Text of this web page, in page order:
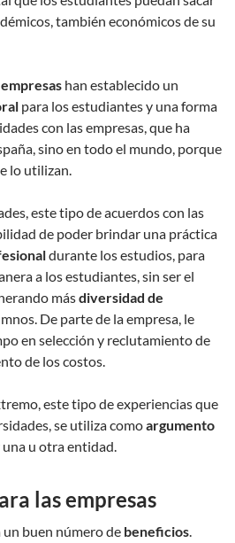
también económicos de su
han establecido un
para los estudiantes y una forma
con las empresas, que ha
sino en todo el mundo, porque
lo utilizan.
este tipo de acuerdos con las
de poder brindar una práctica
durante los estudios, para
a los estudiantes, sin ser el
másdiversidad de
De parte de la empresa, le
en selección y reclutamiento de
de los costos.
este tipo de experiencias que
se utiliza comoargumento
u otra entidad.
las empresas
un buen número de beneficios.